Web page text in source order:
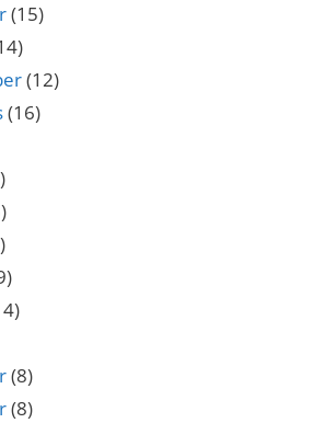
(15)
(12)
(16)
(8)
(8)